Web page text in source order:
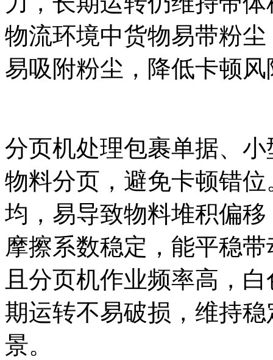
物流环境中货物易带粉
易吸附粉尘，降低卡顿
分页机处理包裹单据、
物料分页，避免卡顿错
均，易导致物料堆积偏
摩擦系数稳定，能平稳
且分页机作业频率高，
期运转不易破损，维持
景。